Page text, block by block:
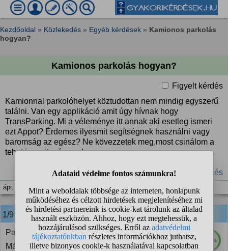
Kezdőoldal » Közlekedés » Egyéb kérdések » Kamionos parkolás
hogyan?
Kamionos parkolás hogyan?
Figyelt kérdés
Kamionnal parkolóhelyet köztudottan nem mindig egyszerű
találni. Van egy applikáció amit úgy hívnak hogy
TransParking. Mi a véleménye itt annak aki esetleg ismeri
ezt Appot? Érdemes ilyesmit segítségnek használni vagy
baromság az egész? Ne kövezzetek meg,most csinálom a
tehet joggsit még csak.
#parkoló #kamion #teherautó #pihenés
ápr. 24. 15:17
1/9 anonim válasza:
100%
Parkolni mindíg ott kell ahol lejár a vezetési idő.
Máshol hiába keresed.